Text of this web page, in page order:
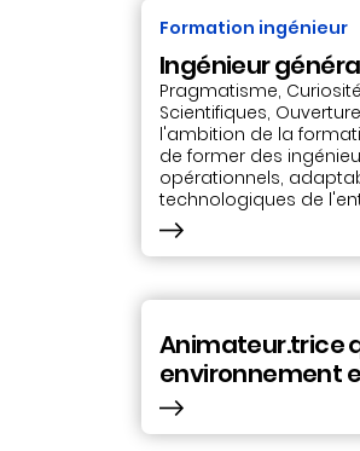
Formation ingénieur
Ingénieur
Pragmatisme,
Scientifiques,
l'ambition de la
de former des
opérationnels,
technologiques de
Animateur.trice
environnement